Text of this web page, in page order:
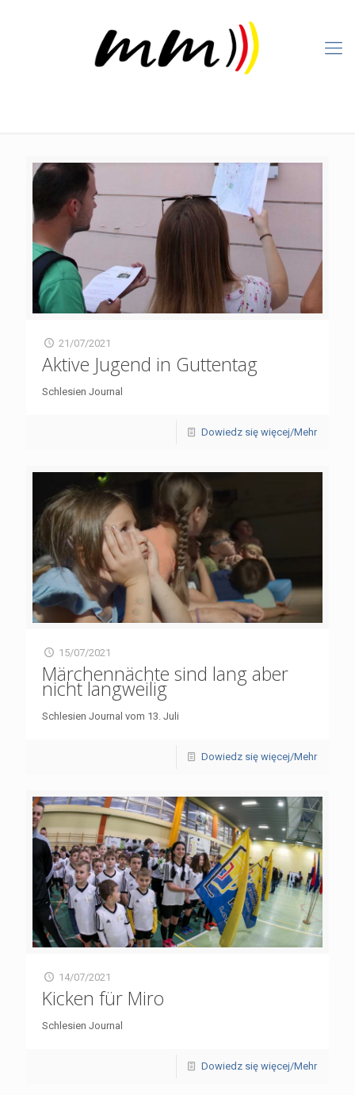
21/07/2021
Aktive Jugend in Guttentag
Schlesien Journal
Dowiedz się więcej/Mehr
15/07/2021
Märchennächte sind lang aber
nicht langweilig
Schlesien Journal vom 13. Juli
Dowiedz się więcej/Mehr
14/07/2021
Kicken für Miro
Schlesien Journal
Dowiedz się więcej/Mehr